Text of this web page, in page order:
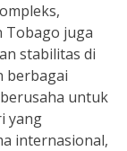
Tobago juga
stabilitas di
berbagai
untuk
yang
internasional,